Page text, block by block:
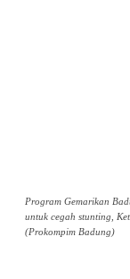
Program Gemarikan
untuk cegah stunting,
(Prokompim Badung)